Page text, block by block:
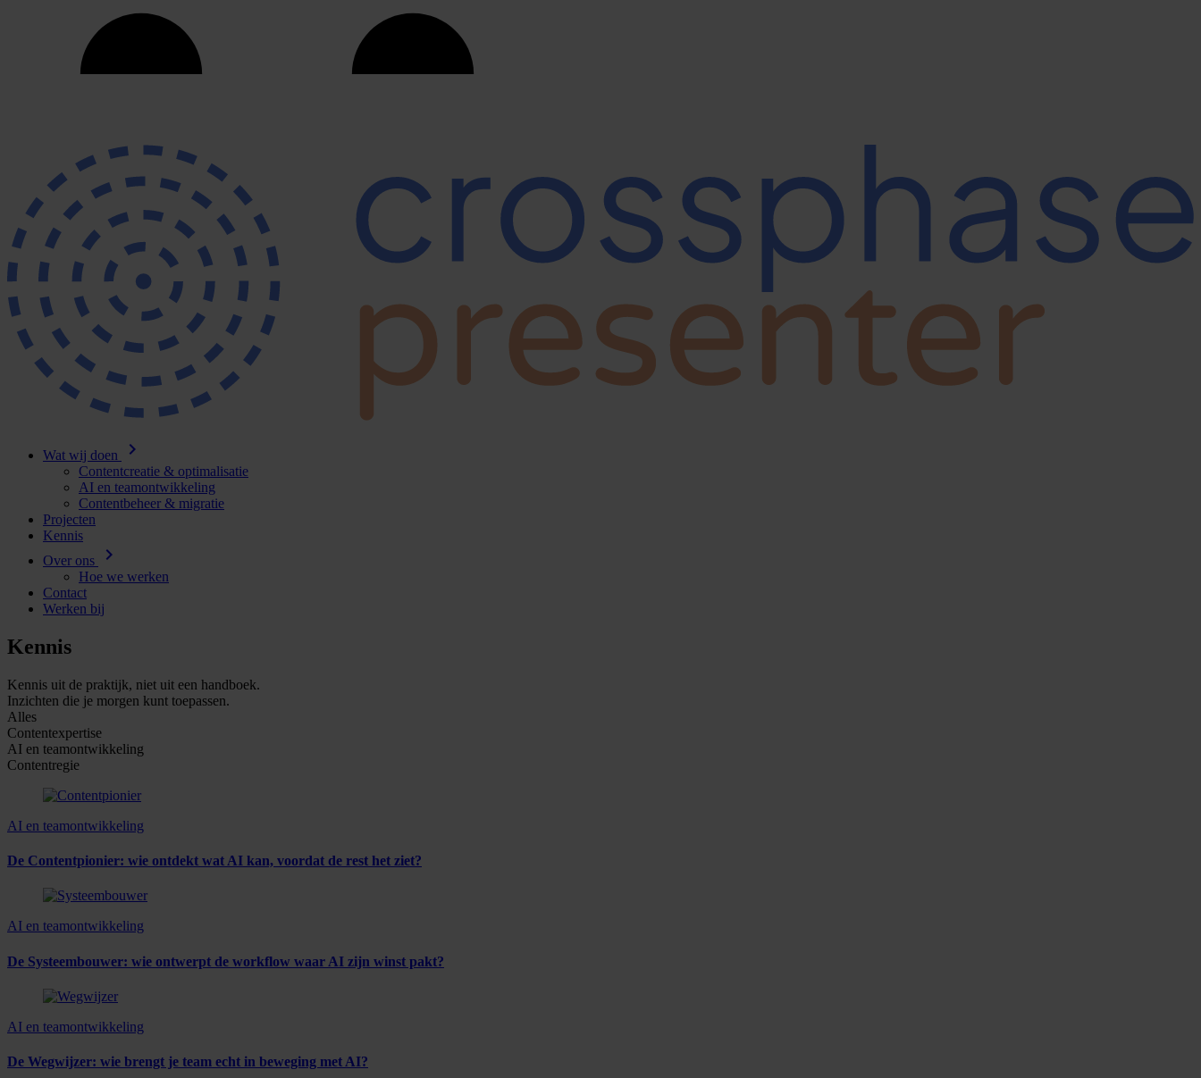
Wat wij doen chevron_right
Contentcreatie & optimalisatie
AI en teamontwikkeling
Contentbeheer & migratie
Projecten
Kennis
Over ons
chevron_right
Hoe we werken
Contact
Werken bij
Kennis
Kennis uit de praktijk, niet uit een handboek.
Inzichten die je morgen kunt toepassen.
Alles
Contentexpertise
AI en teamontwikkeling
Contentregie
AI en teamontwikkeling
De Contentpionier: wie ontdekt wat AI kan, voordat de rest het ziet?
AI en teamontwikkeling
De Systeembouwer: wie ontwerpt de workflow waar AI zijn winst pakt?
AI en teamontwikkeling
De Wegwijzer: wie brengt je team echt in beweging met AI?